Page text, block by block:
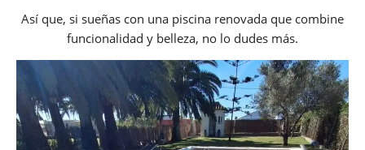
Así que, si sueñas con una piscina renovada que combine
funcionalidad y belleza, no lo dudes más.